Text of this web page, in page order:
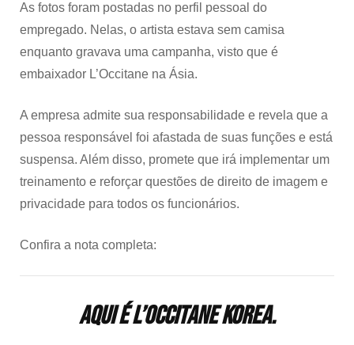
As fotos foram postadas no perfil pessoal do
empregado. Nelas, o artista estava sem camisa
enquanto gravava uma campanha, visto que é
embaixador L’Occitane na Ásia.
A empresa admite sua responsabilidade e revela que a
pessoa responsável foi afastada de suas funções e está
suspensa. Além disso, promete que irá implementar um
treinamento e reforçar questões de direito de imagem e
privacidade para todos os funcionários.
Confira a nota completa:
Aqui é L’Occitane Korea.